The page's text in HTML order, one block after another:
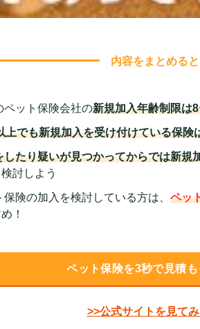
内容をまとめると
ペット保険会社の新規加入年齢制限は
上でも新規加入を受け付けている保険
したり疑いが見つかってからでは新規
討しよう
保険の加入を検討している方は、ペッ
！
ペット保険を3秒で見積も
>>公式サイトを見て